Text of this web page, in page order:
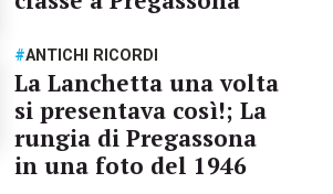
#ANTICHI RICORDI
La Lanchetta una volta
si presentava così!; La
rungia di Pregassona
in una foto del 1946